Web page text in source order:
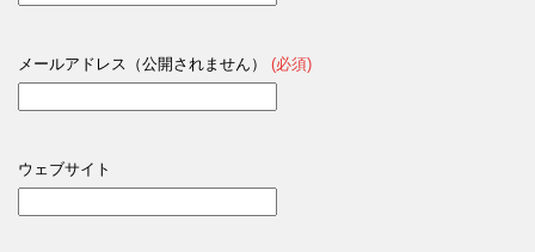
メールアドレス（公開されません） (必須)
ウェブサイト